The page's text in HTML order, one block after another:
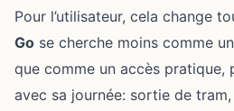
Pour l’utilisateur, cela change
Go se cherche moins comme
que comme un accès pratique,
avec sa journée: sortie de